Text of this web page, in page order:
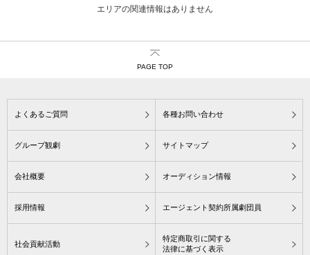
エリアの関連情報はありません
PAGE TOP
よくあるご質問 各種お問い合わせ
グループ観劇 サイトマップ
会社概要 オーディション情報
採用情報 エージェント契約所属劇団員
社会貢献活動
特定商取引に関する
法律に基づく表示